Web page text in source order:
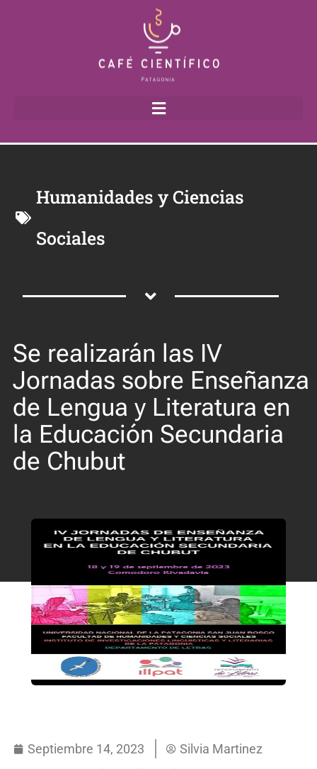
Humanidades y Ciencias
Sociales
Se realizarán las IV
Jornadas sobre Enseñanza
de Lengua y Literatura en
la Educación Secundaria
de Chubut
Septiembre 14, 2023 Silvia Martinez